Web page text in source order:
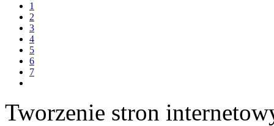
1
2
3
4
5
6
7
Tworzenie stron